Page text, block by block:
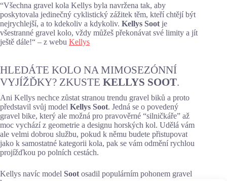
“Všechna gravel kola Kellys byla navržena tak, aby
poskytovala jedinečný cyklistický zážitek těm, kteří chtějí být
nejrychlejší, a to kdekoliv a kdykoliv. Kellys Soot je
všestranné gravel kolo, vždy můžeš překonávat své limity a jít
ještě dále!“ – z webu Kellys
HLEDÁTE KOLO NA MIMOSEZÓNNÍ
VYJÍŽĎKY? ZKUSTE KELLYS SOOT.
Ani Kellys nechce zůstat stranou trendu gravel biků a proto
představil svůj model Kellys Soot. Jedná se o povedený
gravel bike, který ale možná pro pravověrné “silničkáře” až
moc vychází z geometrie a designu horských kol. Udělá vám
ale velmi dobrou službu, pokud k němu budete přistupovat
jako k samostatné kategorii kola, pak se vám odmění rychlou
projížďkou po polních cestách.
Kellys navíc model Soot osadil populárním pohonem gravel